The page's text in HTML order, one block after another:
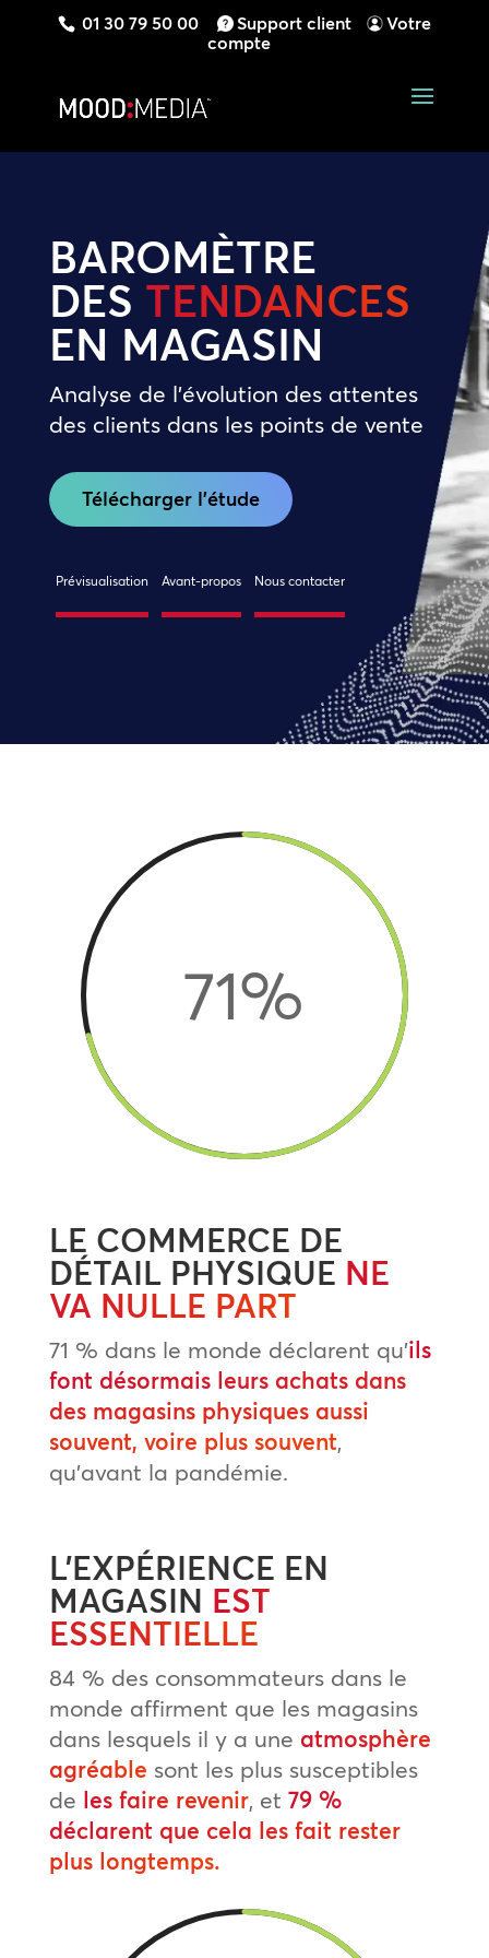
01 30 79 50 00 Support client
Votre
compte
BAROMÈTRE
DES TENDANCES
EN MAGASIN
Analyse de l’évolution des attentes
des clients dans les points de vente
Télécharger l'étude
Prévisualisation Avant-propos Nous contacter
71%
LE COMMERCE DE
DÉTAIL PHYSIQUE NE
VA NULLE PART
71 % dans le monde déclarent qu’ils
font désormais leurs achats dans
des magasins physiques aussi
souvent, voire plus souvent,
qu’avant la pandémie.
L’EXPÉRIENCE EN
MAGASIN EST
ESSENTIELLE
84 % des consommateurs dans le
monde affirment que les magasins
dans lesquels il y a une atmosphère
agréable sont les plus susceptibles
de les faire revenir, et 79 %
déclarent que cela les fait rester
plus longtemps.